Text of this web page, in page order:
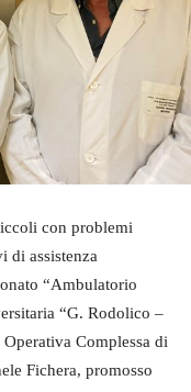
con problemi
di assistenza
“Ambulatorio
“G. Rodolico –
Complessa di
Fichera, promosso